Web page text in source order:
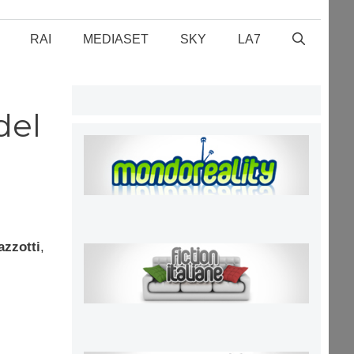
RAI MEDIASET SKY LA7
,